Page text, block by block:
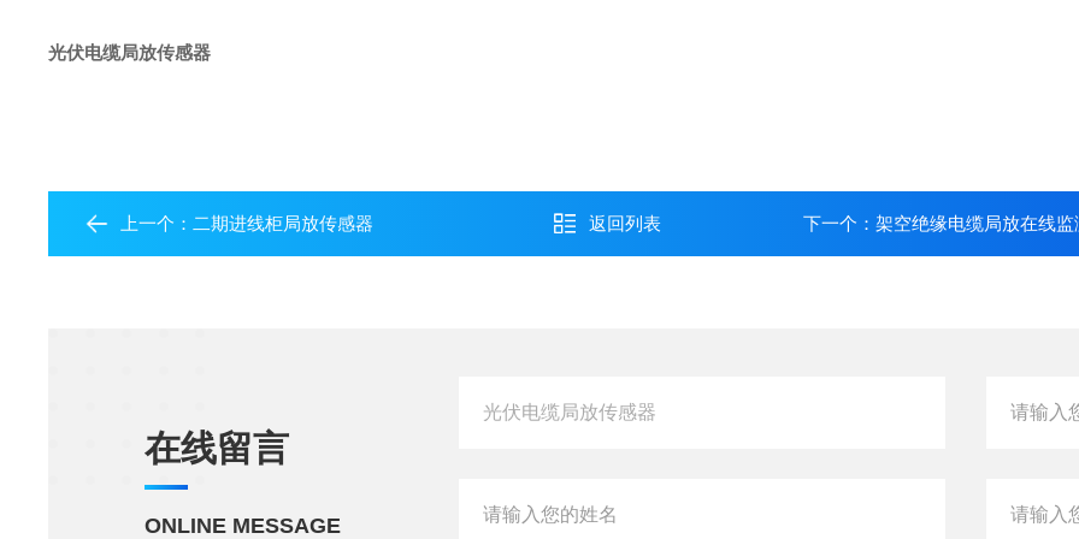
光伏电缆局放传感器
上一个： 二期进线柜局放传感器 返回列表 下一个： 架空绝缘电缆局放在线监
在线留言
ONLINE MESSAGE